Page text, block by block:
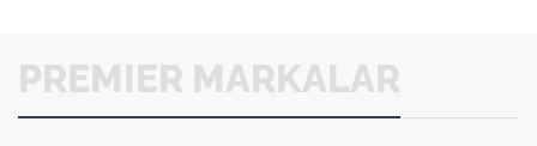
PREMIER MARKALAR